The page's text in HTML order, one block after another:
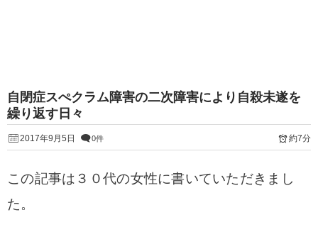
自閉症スぺクラム障害の二次障害により自殺未遂を
繰り返す日々
2017年9月5日 0件 約7分
この記事は３０代の女性に書いていただきまし
た。